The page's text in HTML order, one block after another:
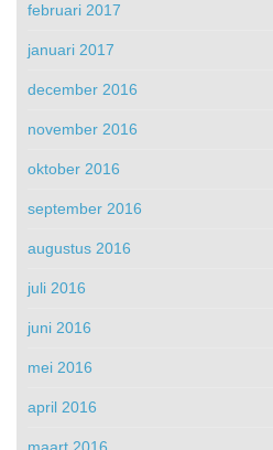
februari 2017
januari 2017
december 2016
november 2016
oktober 2016
september 2016
augustus 2016
juli 2016
juni 2016
mei 2016
april 2016